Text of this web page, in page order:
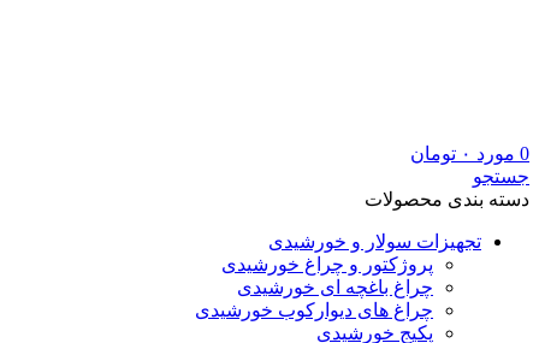
0 مورد ۰ تومان
جستجو
دسته بندی محصولات
تجهیزات سولار و خورشیدی
پروژکتور و چراغ خورشیدی
چراغ باغچه ای خورشیدی
چراغ های دیوارکوب خورشیدی
پکیج خورشیدی